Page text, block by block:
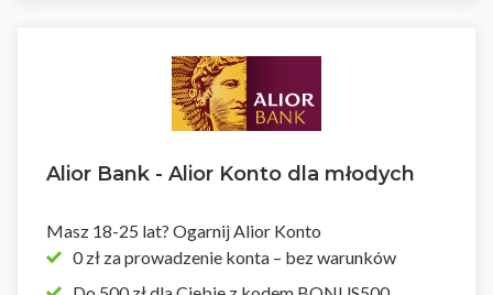
Alior Bank - Alior Konto dla młodych
Masz 18-25 lat? Ogarnij Alior Konto
0 zł za prowadzenie konta – bez warunków